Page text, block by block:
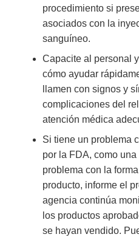
procedimiento si
asociados con la
sanguíneo.
Capacite al personal
cómo ayudar
llamen con signos y
complicaciones del
atención médica
Si tiene un problema
por la FDA, como
problema con la
producto, informe el
agencia continúa
los productos
se hayan vendido.